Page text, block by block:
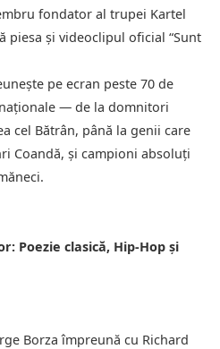
fondator al trupei Kartel
piesa și videoclipul oficial “Sunt
pe ecran peste 70 de
— de la domnitori
cel Bătrân, până la genii care
Coandă, și campioni absoluți
Poezie clasică, Hip-Hop și
Borza împreună cu Richard